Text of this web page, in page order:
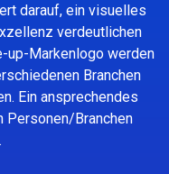
darauf, ein visuelles
verdeutlichen
up-Markenlogo werden
Branchen
Ein ansprechendes
Personen/Branchen